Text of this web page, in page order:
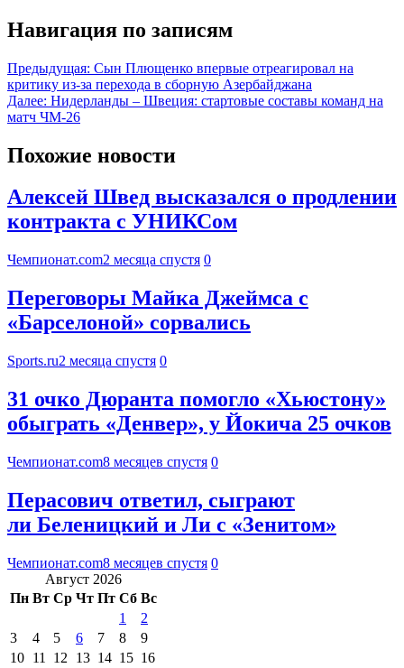
Навигация по записям
Предыдущая: Сын Плющенко впервые отреагировал на
критику из-за перехода в сборную Азербайджана
Далее: Нидерланды – Швеция: стартовые составы команд на
матч ЧМ-26
Похожие новости
Алексей Швед высказался о продлении
контракта с УНИКСом
Чемпионат.com2 месяца спустя 0
Переговоры Майка Джеймса с
«Барселоной» сорвались
Sports.ru2 месяца спустя 0
31 очко Дюранта помогло «Хьюстону»
обыграть «Денвер», у Йокича 25 очков
Чемпионат.com8 месяцев спустя 0
Перасович ответил, сыграют
ли Беленицкий и Ли с «Зенитом»
Чемпионат.com8 месяцев спустя 0
Август 2026
Пн Вт Ср Чт Пт Сб Вс
1
2
3
4 5 6 7 8
9
10 11 12 13 14 15 16